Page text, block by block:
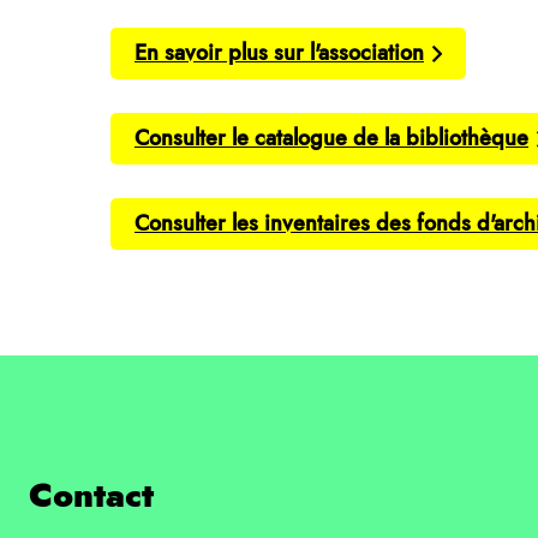
En savoir plus sur l'association
Consulter le catalogue de la bibliothèque
Consulter les inventaires des fonds
Contact